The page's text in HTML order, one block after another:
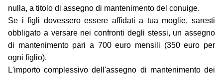
nulla, a titolo di assegno di mantenimento del conuige.
Se i figli dovessero essere affidati a tua moglie, saresti
obbligato a versare nei confronti degli stessi, un assegno
di mantenimento pari a 700 euro mensili (350 euro per
ogni figlio).
L'importo complessivo dell'assegno di mantenimento dei